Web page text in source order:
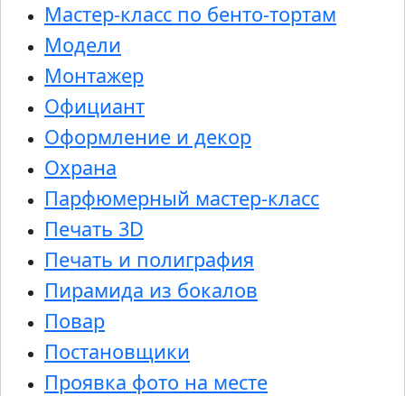
Мастер-класс по бенто-тортам
Модели
Монтажер
Официант
Оформление и декор
Охрана
Парфюмерный мастер-класс
Печать 3D
Печать и полиграфия
Пирамида из бокалов
Повар
Постановщики
Проявка фото на месте